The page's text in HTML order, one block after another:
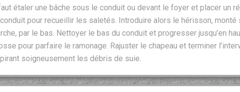
étaler une bâche sous le conduit ou devant le foyer et placer un
pour recueillir les saletés. Introduire alors le hérisson, monté
par le bas. Nettoyer le bas du conduit et progresser jusqu’en
pour parfaire le ramonage. Rajuster le chapeau et terminer
soigneusement les débris de suie.